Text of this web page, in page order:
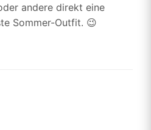
andere direkt eine
Sommer-Outfit. 😉